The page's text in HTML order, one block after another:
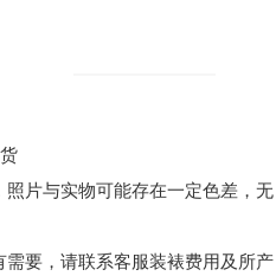
片与实物可能存在一定色差，无
要，请联系客服装裱费用及所产